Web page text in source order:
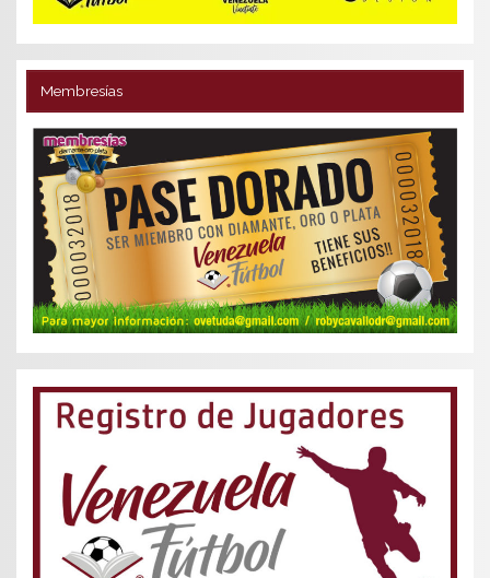
Membresías